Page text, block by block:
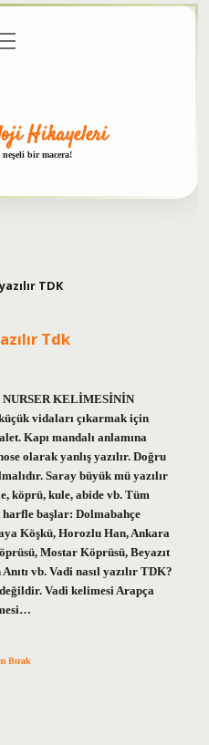
Hikayeleri
bir macera!
TDK
Tdk
NURSER KELİMESİNİN
vidaları çıkarmak için
Kapı mandalı anlamına
olarak yanlış yazılır. Doğru
Saray büyük mü yazılır
köprü, kule, abide vb. Tüm
harfle başlar: Dolmabahçe
Köşkü, Horozlu Han, Ankara
Mostar Köprüsü, Beyazıt
vb. Vadi nasıl yazılır TDK?
Vadi kelimesi Arapça
Bırak